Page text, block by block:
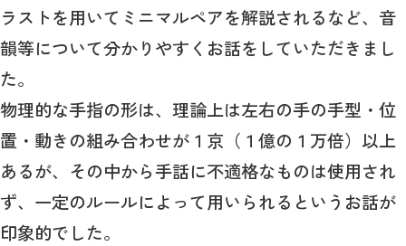
ラストを用いてミニマルペアを解説されるなど、音
韻等について分かりやすくお話をしていただきまし
た。
物理的な手指の形は、理論上は左右の手の手型・位
置・動きの組み合わせが１京（１億の１万倍）以上
あるが、その中から手話に不適格なものは使用され
ず、一定のルールによって用いられるというお話が
印象的でした。